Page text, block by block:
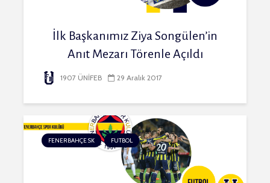
İlk Başkanımız Ziya Songülen’in
Anıt Mezarı Törenle Açıldı
1907 ÜNİFEB 29 Aralık 2017
FENERBAHÇE SK FUTBOL